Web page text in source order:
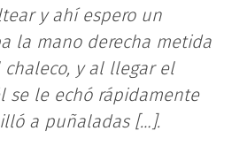
y ahí espero un
la mano derecha metida
y al llegar el
se le echó rápidamente
a puñaladas […].